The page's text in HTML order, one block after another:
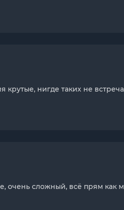
нигде таких не
очень сложный, всё прям